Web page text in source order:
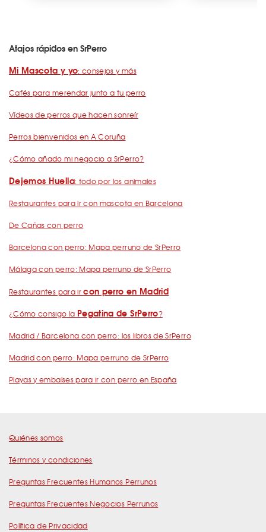
Atajos rápidos en SrPerro
Mi Mascota y yo: consejos y más
Cafés para merendar junto a tu perro
Vídeos de perros que hacen sonreír
Perros bienvenidos en A Coruña
¿Cómo añado mi negocio a SrPerro?
Dejemos Huella: todo por los animales
Restaurantes para ir con mascota en Barcelona
De Cañas con perro
Barcelona con perro: Mapa perruno de SrPerro
Málaga con perro: Mapa perruno de SrPerro
Restaurantes para ircon perro en Madrid
¿Cómo consigo la Pegatina de SrPerro?
Madrid / Barcelona con perro: los libros de SrPerro
Madrid con perro: Mapa perruno de SrPerro
Playas y embalses para ir con perro en España
Quiénes somos
Términos y condiciones
Preguntas Frecuentes Humanos Perrunos
Preguntas Frecuentes Negocios Perrunos
Política de Privacidad